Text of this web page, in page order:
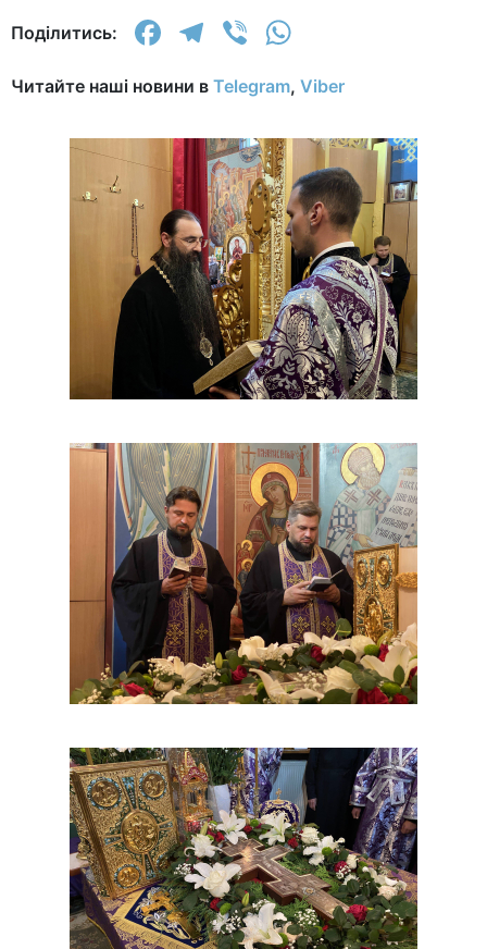
Поділитись: Facebook
Telegram
Viber
Читайте наші новини в Telegram, Viber